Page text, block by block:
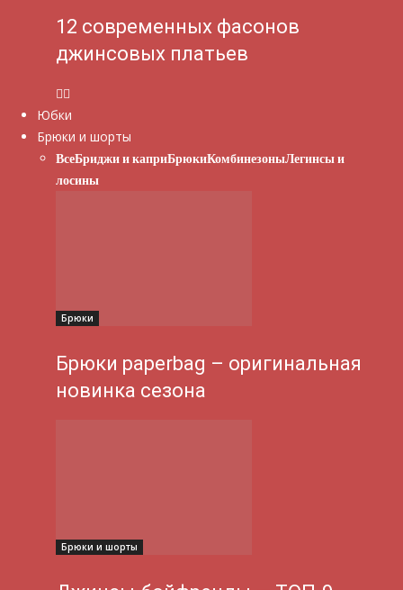
12 современных фасонов
джинсовых платьев
Юбки
Брюки и шорты
ВсеБриджи и каприБрюкиКомбинезоныЛегинсы и
лосины
Брюки
Брюки paperbag – оригинальная
новинка сезона
Брюки и шорты